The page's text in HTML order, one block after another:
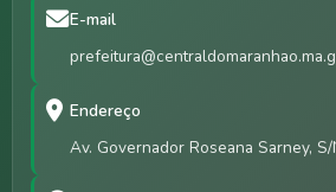
E-mail
Endereço
Av. Governador Roseana Sarney,